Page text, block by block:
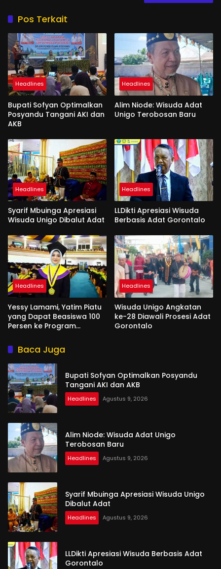
Pos Terkait
Headlines
Bupati Sofyan Optimalkan
Posyandu Tangani AKI dan
AKB
Headlines
Alim Niode: Wisuda Adat
Unigo Terobosan Baru
Headlines
Syarif Mbuinga Apresiasi
Wisuda Unigo Dibalut Adat
Headlines
LLDikti Apresiasi Wisuda
Berbasis Adat Gorontalo
Headlines
Yessy Lamami, Yatim Piatu
yang Dapat Beasiswa 100
Persen ke Program
Headlines
Wisuda Unigo Angkatan
ke-28 Diawali Prosesi Adat
Gorontalo
Baca Juga
Bupati Sofyan Optimalkan Posyandu
Tangani AKI dan AKB
Headlines Agustus 9, 2026
Alim Niode: Wisuda Adat Unigo
Terobosan Baru
Headlines Agustus 9, 2026
Syarif Mbuinga Apresiasi Wisuda Unigo
Dibalut Adat
Headlines Agustus 9, 2026
LLDikti Apresiasi Wisuda Berbasis Adat
Gorontalo